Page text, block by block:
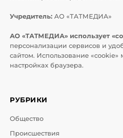
Учредитель: АО «ТАТМЕДИА»
АО «ТАТМЕДИА» использует
персонализации сервисов и
сайтом. Использование «cookie»
настройках браузера.
РУБРИКИ
Общество
Происшествия